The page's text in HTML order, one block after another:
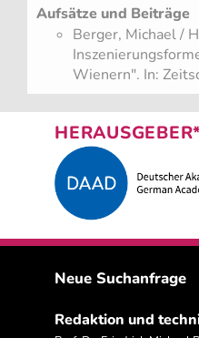
Aufsätze und Beiträge
​Berger, Michael /
Wienern". In:
Neue Suchanfrage
Redaktion und